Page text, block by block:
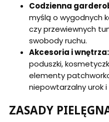
Codzienna
myślą o wygodnych
czy przewiewnych
swobody ruchu.
Akcesoria i wnętrza:
poduszki,
elementy
niepowtarzalny urok i
ZASADY